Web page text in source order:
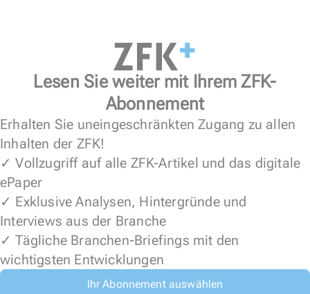
Lesen Sie weiter mit Ihrem ZFK-
Abonnement
Erhalten Sie uneingeschränkten Zugang zu allen
Inhalten der ZFK!
✓ Vollzugriff auf alle ZFK-Artikel und das digitale
ePaper
✓ Exklusive Analysen, Hintergründe und
Interviews aus der Branche
✓ Tägliche Branchen-Briefings mit den
wichtigsten Entwicklungen
Ihr Abonnement auswählen